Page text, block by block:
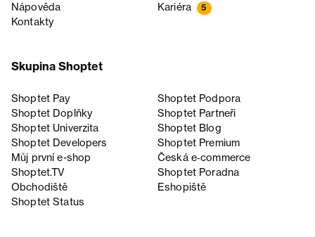
Nápověda
Kariéra 5
Kontakty
Skupina Shoptet
Shoptet Pay
Shoptet Podpora
Shoptet Doplňky
Shoptet Partneři
Shoptet Univerzita
Shoptet Blog
Shoptet Developers
Shoptet Premium
Můj první e-shop
Česká e‑commerce
Shoptet.TV
Shoptet Poradna
Obchodiště
Eshopiště
Shoptet Status